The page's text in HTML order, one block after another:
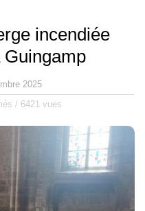
incendiée
2025
/ 6421 vues